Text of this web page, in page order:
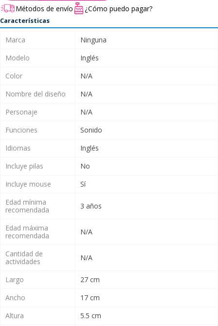
Métodos de envío ¿Cómo puedo pagar?
Características
Marca
Ninguna
Modelo
Inglés
Color
N/A
Nombre del diseño
N/A
Personaje
N/A
Funciones
Sonido
Idiomas
Inglés
Incluye pilas
No
Incluye mouse
Sí
Edad mínima
recomendada
3 años
Edad máxima
recomendada
N/A
Cantidad de
actividades
N/A
Largo
27 cm
Ancho
17 cm
Altura
5.5 cm